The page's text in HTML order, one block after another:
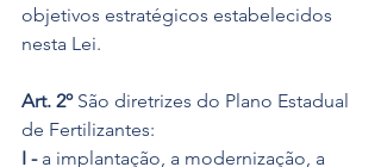
objetivos estratégicos estabelecidos
nesta Lei.
Art. 2º São diretrizes do Plano Estadual
de Fertilizantes:
I - a implantação, a modernização, a